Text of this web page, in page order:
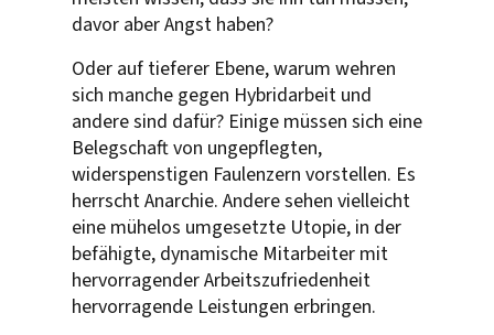
davor aber Angst haben?
Oder auf tieferer Ebene, warum wehren
sich manche gegen Hybridarbeit und
andere sind dafür? Einige müssen sich eine
Belegschaft von ungepflegten,
widerspenstigen Faulenzern vorstellen. Es
herrscht Anarchie. Andere sehen vielleicht
eine mühelos umgesetzte Utopie, in der
befähigte, dynamische Mitarbeiter mit
hervorragender Arbeitszufriedenheit
hervorragende Leistungen erbringen.